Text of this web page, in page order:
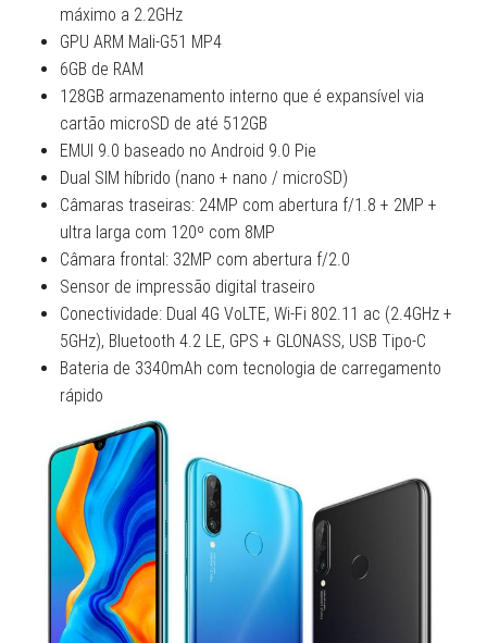
máximo a 2.2GHz
GPU ARM Mali-G51 MP4
6GB de RAM
128GB armazenamento interno que é expansível via
cartão microSD de até 512GB
EMUI 9.0 baseado no Android 9.0 Pie
Dual SIM híbrido (nano + nano / microSD)
Câmaras traseiras: 24MP com abertura f/1.8 + 2MP +
ultra larga com 120º com 8MP
Câmara frontal: 32MP com abertura f/2.0
Sensor de impressão digital traseiro
Conectividade: Dual 4G VoLTE, Wi-Fi 802.11 ac (2.4GHz +
5GHz), Bluetooth 4.2 LE, GPS + GLONASS, USB Tipo-C
Bateria de 3340mAh com tecnologia de carregamento
rápido